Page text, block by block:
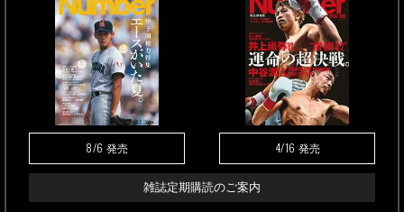
8/6 発売 4/16 発売
雑誌定期購読のご案内